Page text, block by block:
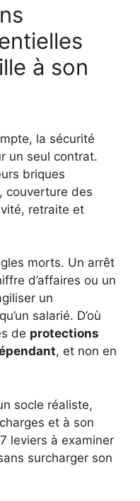
à son
la sécurité
un seul contrat.
briques
couverture des
retraite et
morts. Un arrêt
d’affaires ou un
un
salarié. D’où
de protections
, et non en
socle réaliste,
et à son
leviers à examiner
surcharger son